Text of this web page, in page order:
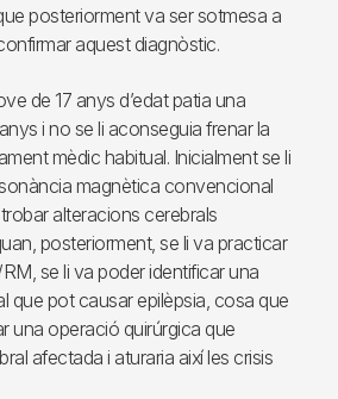
posteriorment va ser sotmesa a
aquest diagnòstic.
de 17 anys d’edat patia una
i no se li aconseguia frenar la
mèdic habitual. Inicialment se li
magnètica convencional
alteracions cerebrals
posteriorment, se li va practicar
se li va poder identificar una
que pot causar epilèpsia, cosa que
una operació quirúrgica que
afectada i aturaria així les crisis